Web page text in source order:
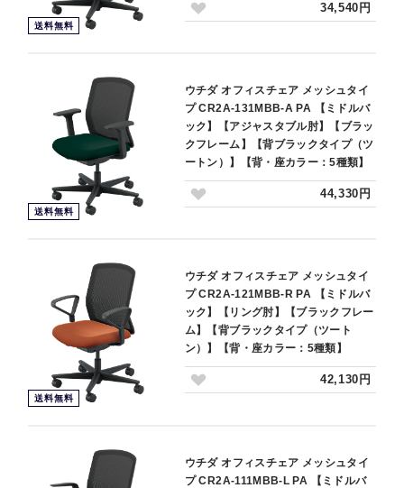
送料無料
34,540円
送料無料
ウチダ オフィスチェア メッシュタイ
プ CR2A-131MBB-A PA 【ミドルバ
ック】【アジャスタブル肘】【ブラッ
クフレーム】【背ブラックタイプ（ツ
ートン）】【背・座カラー：5種類】
44,330円
送料無料
ウチダ オフィスチェア メッシュタイ
プ CR2A-121MBB-R PA 【ミドルバ
ック】【リング肘】【ブラックフレー
ム】【背ブラックタイプ（ツート
ン）】【背・座カラー：5種類】
42,130円
ウチダ オフィスチェア メッシュタイ
プ CR2A-111MBB-L PA 【ミドルバ